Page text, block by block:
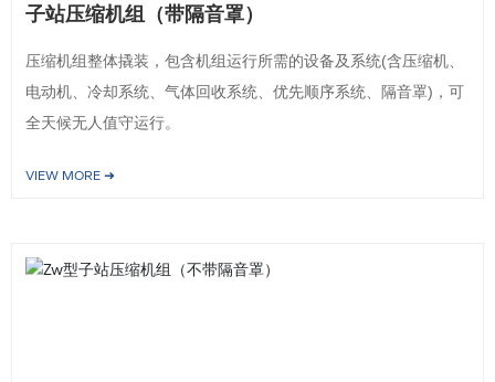
子站压缩机组（带隔音罩）
压缩机组整体撬装，包含机组运行所需的设备及系统(含压缩机、
电动机、冷却系统、气体回收系统、优先顺序系统、隔音罩)，可
全天候无人值守运行。
VIEW MORE ➜